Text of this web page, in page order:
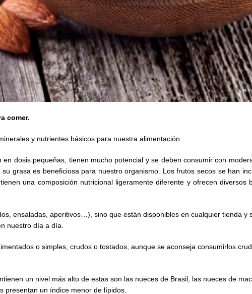
comer.
y nutrientes básicos para nuestra alimentación.
dosis pequeñas, tienen mucho potencial y se deben consumir con
grasa es beneficiosa para nuestro organismo. Los frutos secos se han
una composición nutricional ligeramente diferente y ofrecen
ensaladas, aperitivos…), sino que están disponibles en cualquier tienda y
nuestro día a día.
o simples, crudos o tostados, aunque se aconseja consumirlos
un nivel más alto de estas son las nueces de Brasil, las nueces de
presentan un índice menor de lípidos.